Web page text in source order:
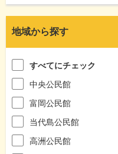
地域から探す
すべてにチェック
中央公民館
富岡公民館
当代島公民館
高洲公民館